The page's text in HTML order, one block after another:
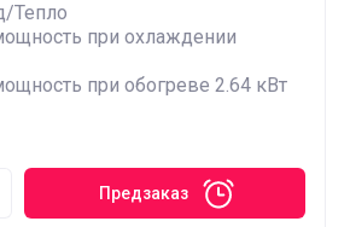
Тепло
при охлаждении
при обогреве 2.64 кВт
Предзаказ